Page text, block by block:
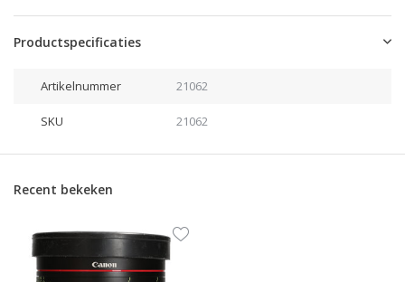
Productspecificaties
Artikelnummer 21062
SKU 21062
Recent bekeken